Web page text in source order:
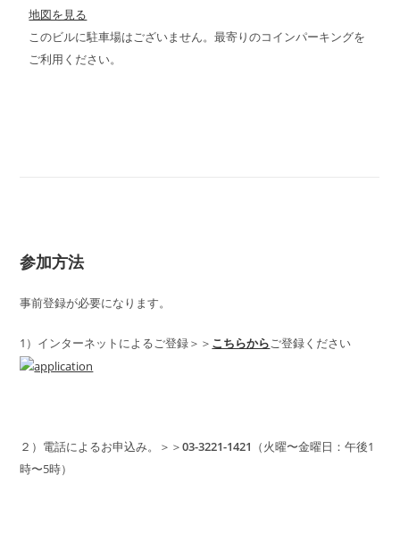
地図を見る
このビルに駐車場はございません。最寄りのコインパーキングを
ご利用ください。
参加方法
事前登録が必要になります。
1）インターネットによるご登録＞＞ こちらからご登録ください
２）電話によるお申込み。＞＞03-3221-1421 （火曜〜金曜日：午後1
時〜5時）